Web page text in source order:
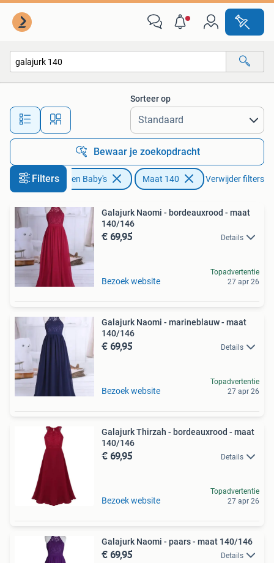
Alle afstanden…
Sorteer op
Bewaar je zoekopdracht
Filters
Kinderen en Baby's Maat 140 Verwijder filters
Galajurk Naomi - bordeauxrood - maat
140/146
€ 69,95 Details
Bezoek website
Topadvertentie
27 apr 26
Galajurk Naomi - marineblauw - maat
140/146
€ 69,95 Details
Bezoek website
Topadvertentie
27 apr 26
Galajurk Thirzah - bordeauxrood - maat
140/146
€ 69,95 Details
Bezoek website
Topadvertentie
27 apr 26
Galajurk Naomi - paars - maat 140/146
€ 69,95 Details